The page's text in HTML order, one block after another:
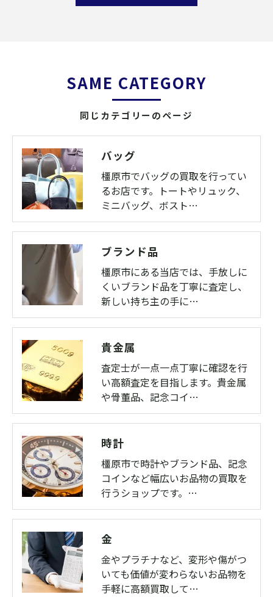
同じカテゴリーのページ
SAME CATEGORY
バッグ
橿原市でバッグの買取を行ってい
るお店です。トートやリュック、
ミニバッグ、ボスト…
ブランド品
橿原市にある当店では、手放しに
くいブランド品を丁寧に査定し、
新しい持ち主の手に…
貴金属
査定士が一点一点丁寧に確認を行
い高額査定を目指します。貴金属
や骨董品、記念コイ…
時計
橿原市で時計やブランド品、記念
コインなど幅広いお品物の買取を
行うショップです。…
金
金やプラチナなど、変形や傷がつ
いても価値が変わらないお品物を
手軽に高額買取して…